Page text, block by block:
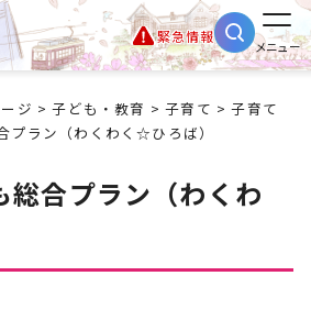
緊急情報
メニュー
ジ >子ども・教育 >子育て >子育て
プラン（わくわく☆ひろば）
総合プラン（わくわ